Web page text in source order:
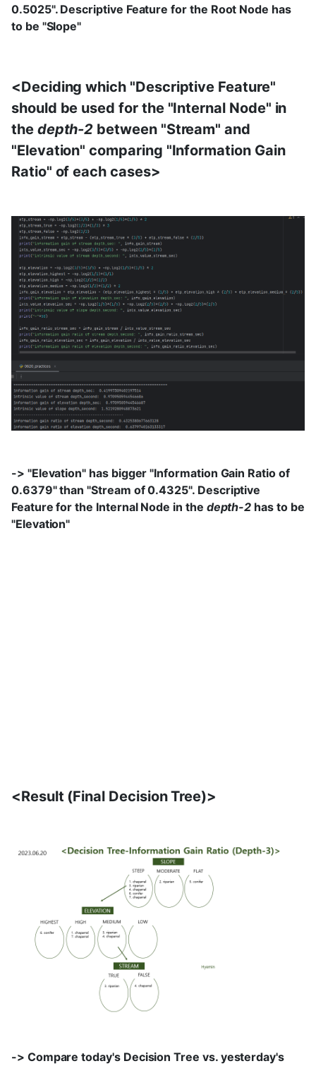
0.5025". Descriptive Feature for the Root Node has
to be "Slope"
<Deciding which "Descriptive Feature"
should be used for the "Internal Node" in
the depth-2 between "Stream" and
"Elevation" comparing "Information Gain
Ratio" of each cases>
-> "Elevation" has bigger "Information Gain Ratio of
0.6379" than "Stream of 0.4325". Descriptive
Feature for the Internal Node in the depth-2 has to be
"Elevation"
<Result (Final Decision Tree)>
-> Compare today's Decision Tree vs. yesterday's